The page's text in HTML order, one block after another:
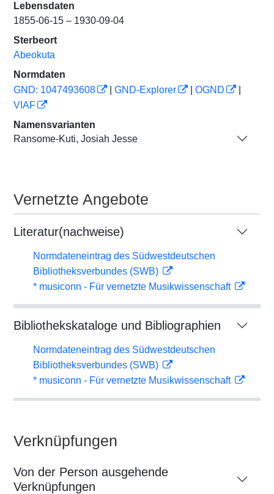
Lebensdaten
1855-06-15 – 1930-09-04
Sterbeort
Abeokuta
Normdaten
GND: 1047493608
GND-Explorer OGND
VIAF
Namensvarianten
Ransome-Kuti, Josiah Jesse
Vernetzte Angebote
Literatur(nachweise)
Normdateneintrag des Südwestdeutschen
Bibliotheksverbundes (SWB)
* musiconn - Für vernetzte Musikwissenschaft
Bibliothekskataloge und Bibliographien
Normdateneintrag des Südwestdeutschen
Bibliotheksverbundes (SWB)
* musiconn - Für vernetzte Musikwissenschaft
Verknüpfungen
Von der Person ausgehende
Verknüpfungen